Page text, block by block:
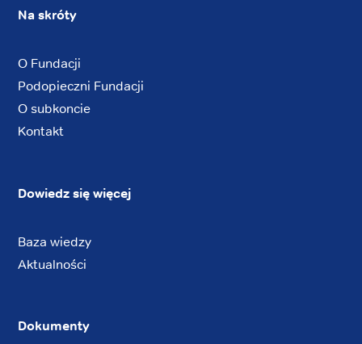
Na skróty
O Fundacji
Podopieczni Fundacji
O subkoncie
Kontakt
Dowiedz się więcej
Baza wiedzy
Aktualności
Dokumenty